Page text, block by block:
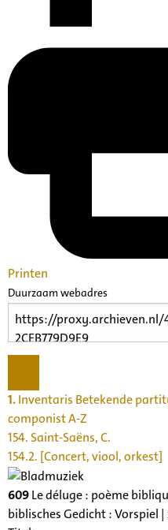
Printen
Duurzaam webadres
1.Inventaris Betekende
componist A-Z
154. Saint-Saëns, C.
154.2. [Concert, viool, orkest]
609Le déluge : poème
biblisches Gedicht : Vorspiel